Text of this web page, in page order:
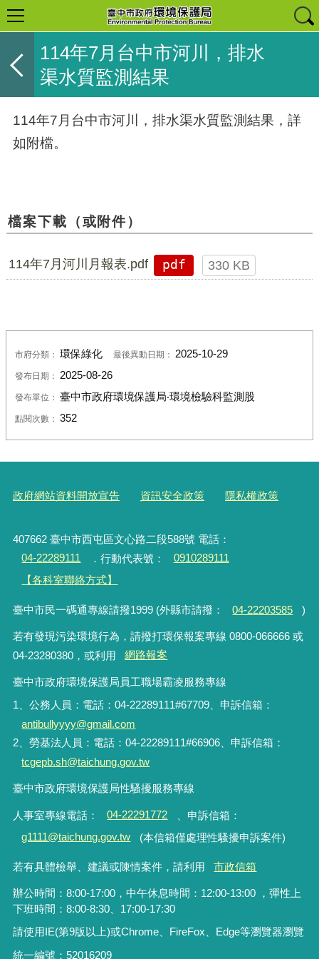
114年7月台中市河川，排水
渠水質監測結果
114年7月台中市河川，排水渠水質監測結果，詳
如附檔。
檔案下載（或附件）
114年7月河川月報表.pdf pdf 330 KB
市府分類： 環保綠化 最後異動日期： 2025-10-29
發布日期： 2025-08-26
發布單位： 臺中市政府環境保護局‧環境檢驗科監測股
點閱次數： 352
政府網站資料開放宣告 資訊安全政策 隱私權政策
407662 臺中市西屯區文心路二段588號 電話：
04-22289111
．行動代表號：
0910289111
【各科室聯絡方式】
臺中市民一碼通專線請撥1999 (外縣市請撥： 04-22203585 )
若有發現污染環境行為，請撥打環保報案專線 0800-066666 或
04-23280380，或利用
網路報案
臺中市政府環境保護局員工職場霸凌服務專線
1、公務人員：電話：04-22289111#67709、申訴信箱：
antibullyyyy@gmail.com
2、勞基法人員：電話：04-22289111#66906、申訴信箱：
tcgepb.sh@taichung.gov.tw
臺中市政府環境保護局性騷擾服務專線
人事室專線電話： 04-22291772 、申訴信箱 ：
g1111@taichung.gov.tw
(本信箱僅處理性騷擾申訴案件)
若有具體檢舉、建議或陳情案件，請利用 市政信箱
辦公時間：8:00-17:00，中午休息時間：12:00-13:00 ，彈性上
下班時間：8:00-8:30、17:00-17:30
請使用IE(第9版以上)或Chrome、FireFox、Edge等瀏覽器瀏覽
統一編號：52016209